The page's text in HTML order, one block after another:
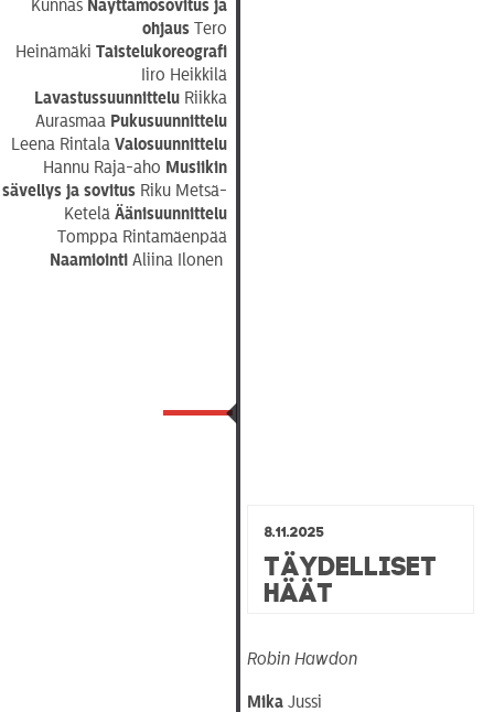
Kunnas Näyttämösovitus ja
ohjaus Tero
HeinämäkiTaistelukoreografi
Iiro Heikkilä
Lavastussuunnittelu Riikka
Aurasmaa Pukusuunnittelu
Leena RintalaValosuunnittelu
Hannu Raja-aho Musiikin
sävellys ja sovitus Riku Metsä-
KeteläÄänisuunnittelu
Tomppa Rintamäenpää
NaamiointiAliina Ilonen
8.11.2025
Täydelliset
häät
Robin Hawdon
MikaJussi